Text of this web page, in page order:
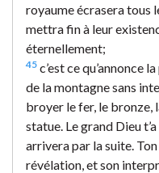
royaume écrasera tous
mettra fin à leur
éternellement;
45 c’est ce qu’annonce
de la montagne sans
broyer le fer, le bronze,
statue. Le grand Dieu
arrivera par la suite.
révélation, et son